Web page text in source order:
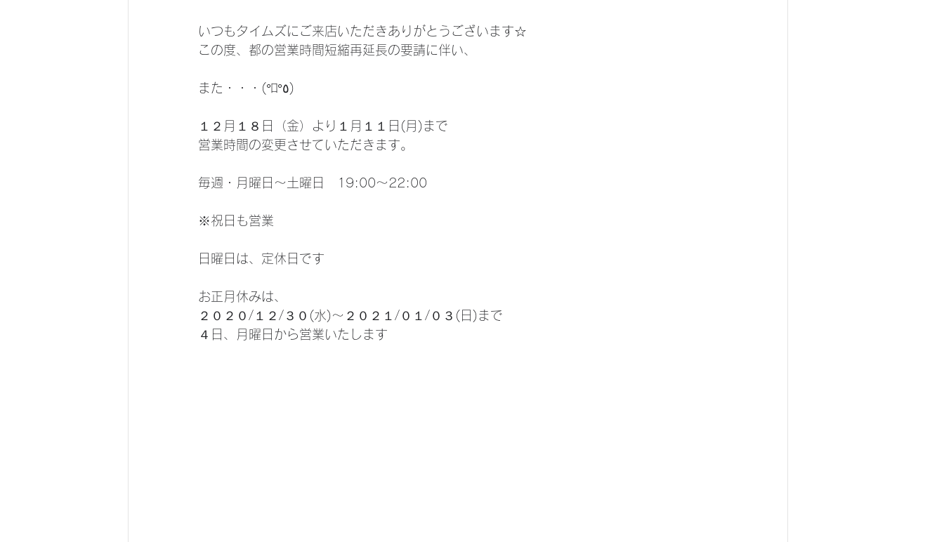
いつもタイムズにご来店いただきありがとうございます☆
この度、都の営業時間短縮再延長の要請に伴い、
また・・・(°ﾛ°٥)
１２月１８日（金）より１月１１日(月)まで
営業時間の変更させていただきます。
毎週・月曜日〜土曜日　19:00〜22:00
※祝日も営業
日曜日は、定休日です
お正月休みは、
２０２０/１２/３０(水)～２０２１/０１/０３(日)まで
４日、月曜日から営業いたします